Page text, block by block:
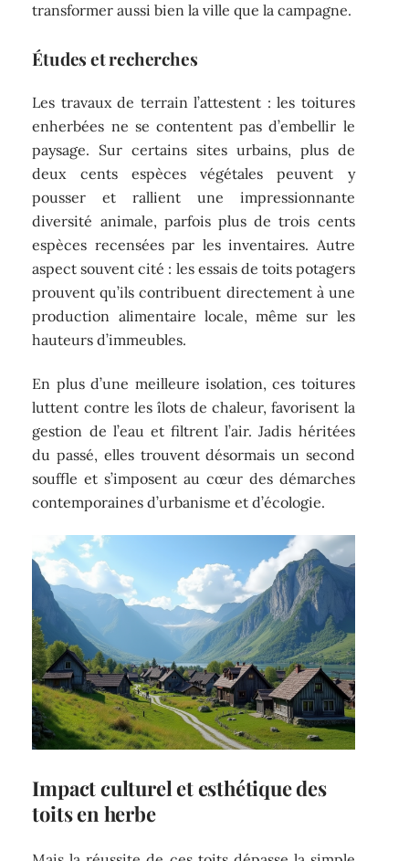
transformer aussi bien la ville que la campagne.
Études et recherches
Les travaux de terrain l’attestent : les toitures
enherbées ne se contentent pas d’embellir le
paysage. Sur certains sites urbains, plus de
deux cents espèces végétales peuvent y
pousser et rallient une impressionnante
diversité animale, parfois plus de trois cents
espèces recensées par les inventaires. Autre
aspect souvent cité : les essais de toits potagers
prouvent qu’ils contribuent directement à une
production alimentaire locale, même sur les
hauteurs d’immeubles.
En plus d’une meilleure isolation, ces toitures
luttent contre les îlots de chaleur, favorisent la
gestion de l’eau et filtrent l’air. Jadis héritées
du passé, elles trouvent désormais un second
souffle et s’imposent au cœur des démarches
contemporaines d’urbanisme et d’écologie.
Impact culturel et esthétique des
toits en herbe